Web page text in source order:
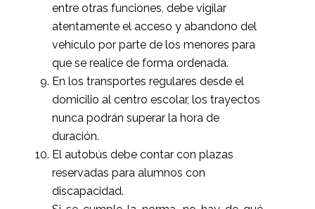
entre otras funciones, debe vigilar
atentamente el acceso y abandono del
vehículo por parte de los menores para
que se realice de forma ordenada.
En los transportes regulares desde el
domicilio al centro escolar, los trayectos
nunca podrán superar la hora de
duración.
El autobús debe contar con plazas
reservadas para alumnos con
discapacidad.